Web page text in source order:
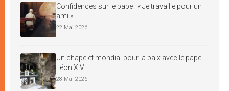
Confidences sur le pape : « Je travaille pour un
ami »
22 Mai 2026
Un chapelet mondial pour la paix avec le pape
Léon XIV
28 Mai 2026